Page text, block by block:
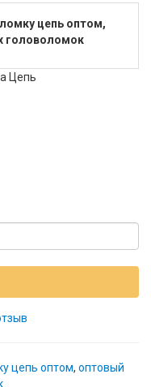
цепь оптом,
головоломок
Цепь
цепь оптом, оптовый